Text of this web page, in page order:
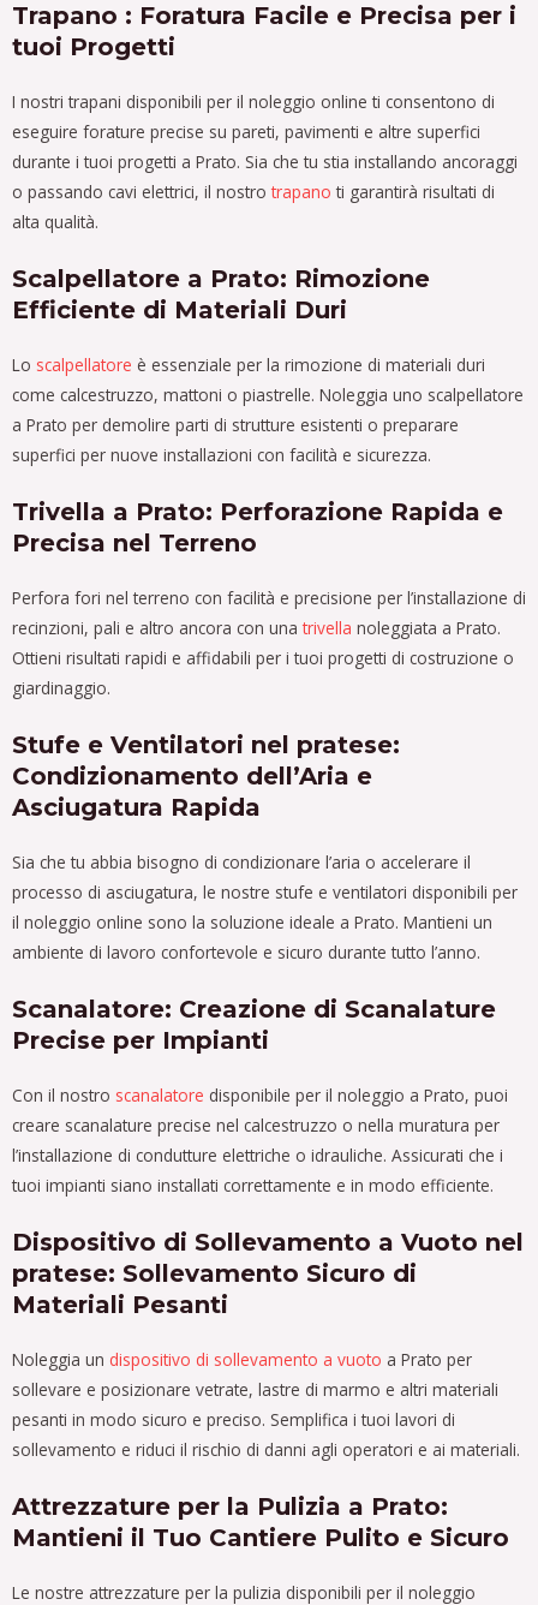
Trapano : Foratura Facile e Precisa per i
tuoi Progetti
I nostri trapani disponibili per il noleggio online ti consentono di
eseguire forature precise su pareti, pavimenti e altre superfici
durante i tuoi progetti a Prato. Sia che tu stia installando ancoraggi
o passando cavi elettrici, il nostro trapano ti garantirà risultati di
alta qualità.
Scalpellatore a Prato: Rimozione
Efficiente di Materiali Duri
Lo scalpellatore è essenziale per la rimozione di materiali duri
come calcestruzzo, mattoni o piastrelle. Noleggia uno scalpellatore
a Prato per demolire parti di strutture esistenti o preparare
superfici per nuove installazioni con facilità e sicurezza.
Trivella a Prato: Perforazione Rapida e
Precisa nel Terreno
Perfora fori nel terreno con facilità e precisione per l’installazione di
recinzioni, pali e altro ancora con una trivella noleggiata a Prato.
Ottieni risultati rapidi e affidabili per i tuoi progetti di costruzione o
giardinaggio.
Stufe e Ventilatori nel pratese:
Condizionamento dell’Aria e
Asciugatura Rapida
Sia che tu abbia bisogno di condizionare l’aria o accelerare il
processo di asciugatura, le nostre stufe e ventilatori disponibili per
il noleggio online sono la soluzione ideale a Prato. Mantieni un
ambiente di lavoro confortevole e sicuro durante tutto l’anno.
Scanalatore: Creazione di Scanalature
Precise per Impianti
Con il nostro scanalatore disponibile per il noleggio a Prato, puoi
creare scanalature precise nel calcestruzzo o nella muratura per
l’installazione di condutture elettriche o idrauliche. Assicurati che i
tuoi impianti siano installati correttamente e in modo efficiente.
Dispositivo di Sollevamento a Vuoto nel
pratese: Sollevamento Sicuro di
Materiali Pesanti
Noleggia un dispositivo di sollevamento a vuoto a Prato per
sollevare e posizionare vetrate, lastre di marmo e altri materiali
pesanti in modo sicuro e preciso. Semplifica i tuoi lavori di
sollevamento e riduci il rischio di danni agli operatori e ai materiali.
Attrezzature per la Pulizia a Prato:
Mantieni il Tuo Cantiere Pulito e Sicuro
Le nostre attrezzature per la pulizia disponibili per il noleggio